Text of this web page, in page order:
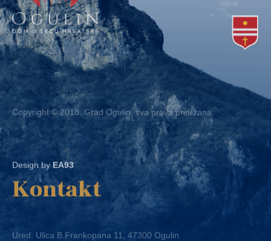
Copyright © 2018. Grad Ogulin, sva prava pridržana.
Design by EA93
Kontakt
Telefon:+ 385 47 522 612